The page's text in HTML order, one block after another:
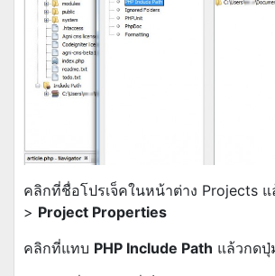
คลิกที่ชื่อโปรเจ็คในหน้าต่าง Projects
> Project Properties
คลิกที่แทบ PHP Include Path แล้วกดปุ่